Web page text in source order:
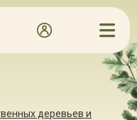
деревьев и